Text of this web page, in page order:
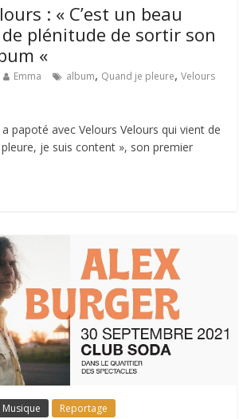
: « C’est un beau
plénitude de sortir son
«
Emma album, Quand je pleure,Velours
a papoté avec Velours Velours qui vient de
je suis content », son premier
Musique Reportage